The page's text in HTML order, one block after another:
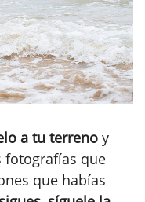
a tu terreno y
fotografías que
que habías